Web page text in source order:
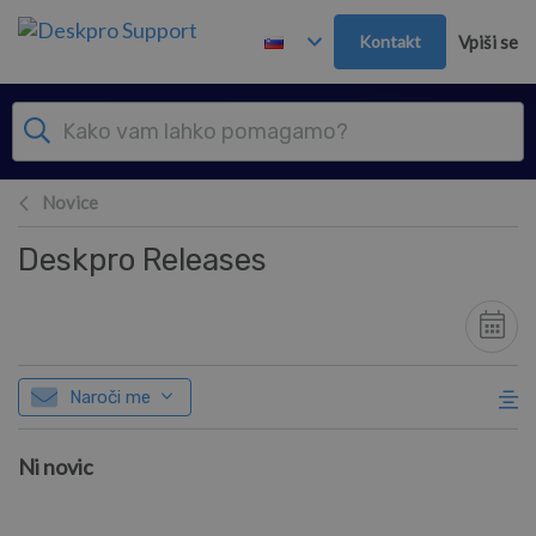
Preskoči in pojdi v glavno vsebino
Kontakt Vpiši se
Novice
Deskpro Releases
Naroči me
Ni novic